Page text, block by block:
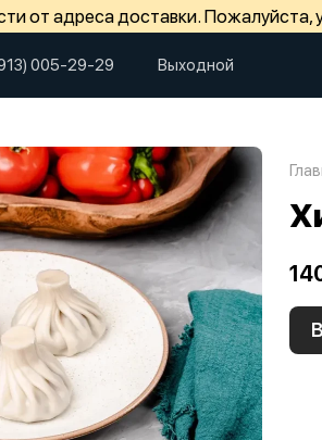
от адреса доставки.
005-29-29 Выходной